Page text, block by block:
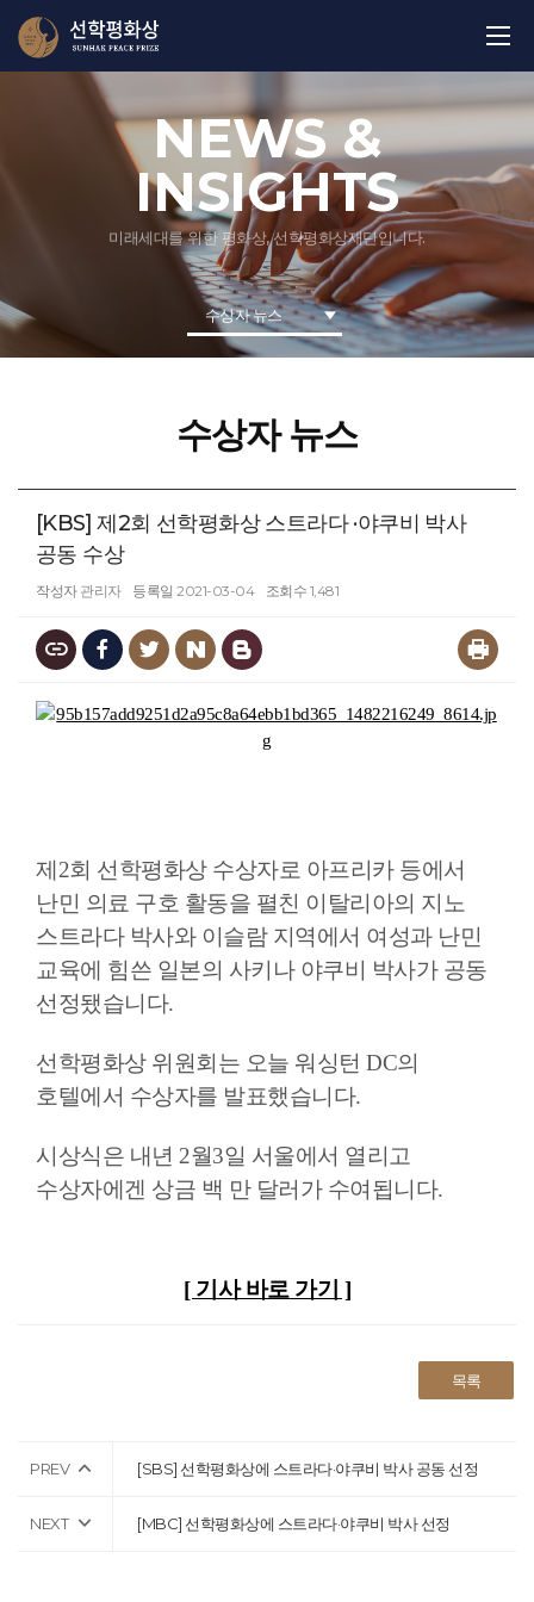
NEWS &
INSIGHTS
미래세대를 위한 평화상, 선학평화상재단입니다.
수상자 뉴스
수상자 뉴스
[KBS] 제2회 선학평화상 스트라다 ·야쿠비 박사
공동 수상
작성자 관리자 등록일 2021-03-04 조회수 1,481
제2회 선학평화상 수상자로 아프리카 등에서
난민 의료 구호 활동을 펼친 이탈리아의 지노
스트라다 박사와 이슬람 지역에서 여성과 난민
교육에 힘쓴 일본의 사키나 야쿠비 박사가 공동
선정됐습니다.
선학평화상 위원회는 오늘 워싱턴 DC의
호텔에서 수상자를 발표했습니다.
시상식은 내년 2월3일 서울에서 열리고
수상자에겐 상금 백 만 달러가 수여됩니다.
[ 기사 바로 가기 ]
목록
PREV [SBS] 선학평화상에 스트라다·야쿠비 박사 공동 선정
NEXT [MBC] 선학평화상에 스트라다·야쿠비 박사 선정